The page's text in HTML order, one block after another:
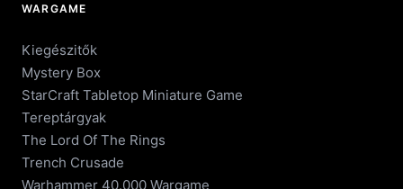
WARGAME
Kiegészitők
Mystery Box
StarCraft Tabletop Miniature Game
Tereptárgyak
The Lord Of The Rings
Trench Crusade
Warhammer 40.000 Wargame